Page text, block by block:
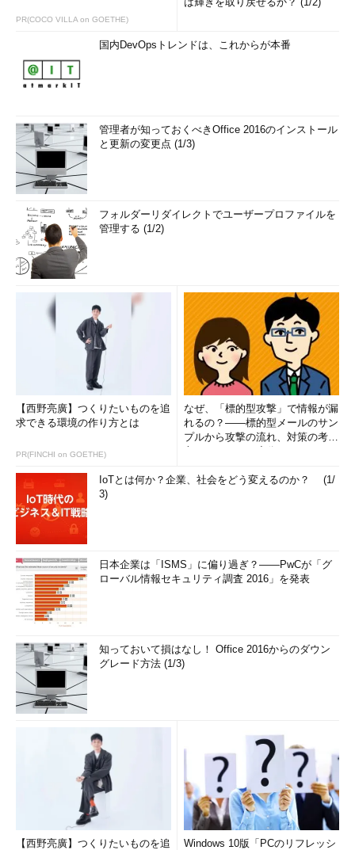
PR(COCO VILLA on GOETHE)
国内DevOpsトレンドは、これからが本番
管理者が知っておくべきOffice 2016のインストール
と更新の変更点 (1/3)
フォルダーリダイレクトでユーザープロファイルを
管理する (1/2)
【西野亮廣】つくりたいものを追
求できる環境の作り方とは
PR(FINCHI on GOETHE)
なぜ、「標的型攻撃」で情報が漏
れるの？――標的型メールのサン
プルから攻撃の流れ、対策の考え
IoTとは何か？企業、社会をどう変えるのか？ (1/
3)
日本企業は「ISMS」に偏り過ぎ？――PwCが「グ
ローバル情報セキュリティ調査 2016」を発表
知っておいて損はなし！ Office 2016からのダウン
グレード方法 (1/3)
【西野亮廣】つくりたいものを追
Windows 10版「PCのリフレッシ